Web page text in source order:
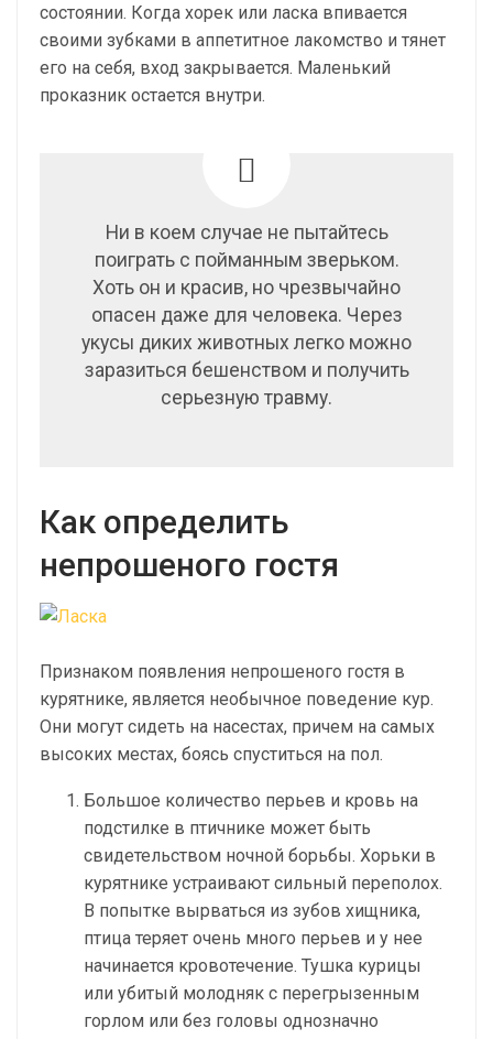
состоянии. Когда хорек или ласка впивается
своими зубками в аппетитное лакомство и тянет
его на себя, вход закрывается. Маленький
проказник остается внутри.
Ни в коем случае не пытайтесь
поиграть с пойманным зверьком.
Хоть он и красив, но чрезвычайно
опасен даже для человека. Через
укусы диких животных легко можно
заразиться бешенством и получить
серьезную травму.
Как определить
непрошеного гостя
Признаком появления непрошеного гостя в
курятнике, является необычное поведение кур.
Они могут сидеть на насестах, причем на самых
высоких местах, боясь спуститься на пол.
Большое количество перьев и кровь на
подстилке в птичнике может быть
свидетельством ночной борьбы. Хорьки в
курятнике устраивают сильный переполох.
В попытке вырваться из зубов хищника,
птица теряет очень много перьев и у нее
начинается кровотечение. Тушка курицы
или убитый молодняк с перегрызенным
горлом или без головы однозначно